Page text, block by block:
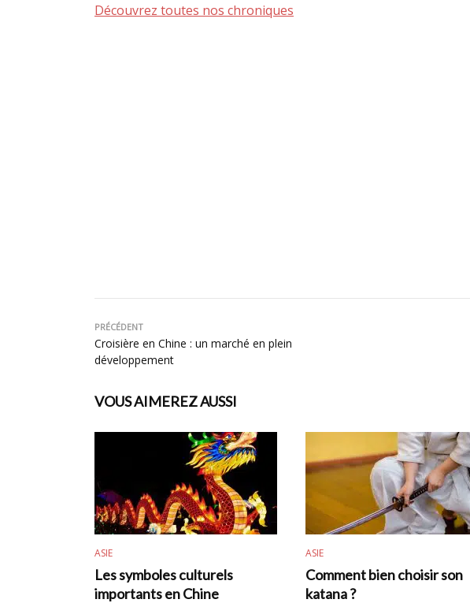
Découvrez toutes nos chroniques
PRÉCÉDENT
Croisière en Chine : un marché en plein
développement
VOUS AIMEREZ AUSSI
ASIE
Les symboles culturels
importants en Chine
ASIE
Comment bien choisir son
katana ?